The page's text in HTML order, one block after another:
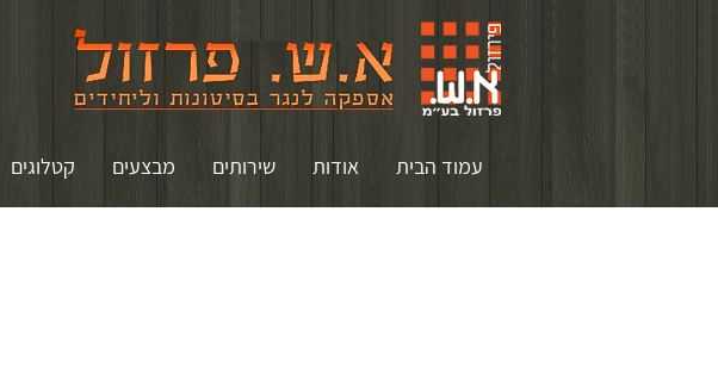
עמוד הבית אודות שירותים מבצעים קטלוגים